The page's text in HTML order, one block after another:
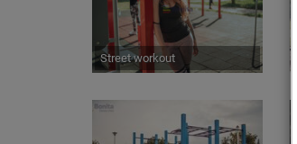
Street workout